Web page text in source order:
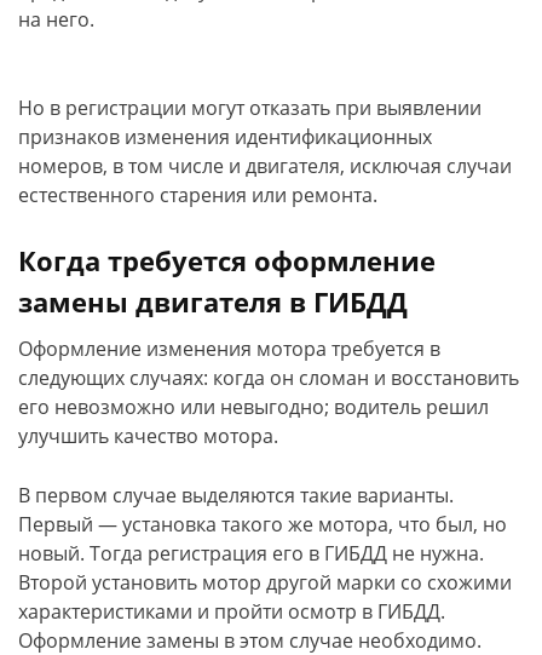
на него.
Но в регистрации могут отказать при выявлении
признаков изменения идентификационных
номеров, в том числе и двигателя, исключая случаи
естественного старения или ремонта.
Когда требуется оформление
замены двигателя в ГИБДД
Оформление изменения мотора требуется в
следующих случаях: когда он сломан и восстановить
его невозможно или невыгодно; водитель решил
улучшить качество мотора.
В первом случае выделяются такие варианты.
Первый — установка такого же мотора, что был, но
новый. Тогда регистрация его в ГИБДД не нужна.
Второй установить мотор другой марки со схожими
характеристиками и пройти осмотр в ГИБДД.
Оформление замены в этом случае необходимо.